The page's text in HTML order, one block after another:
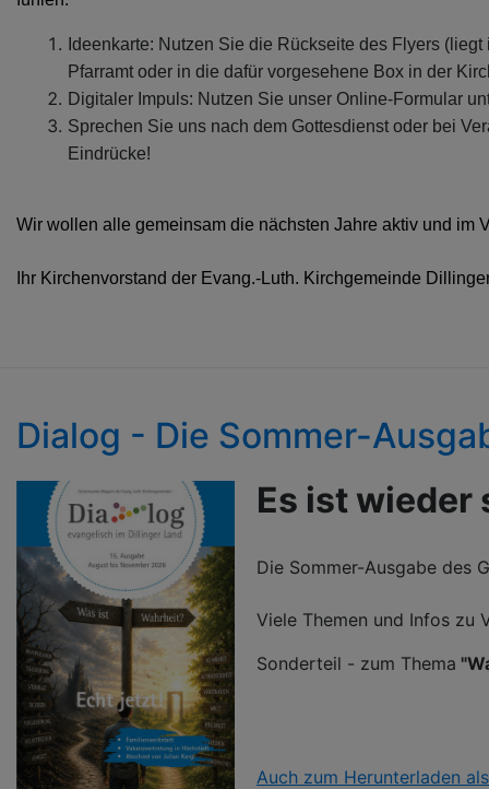
Ideenkarte: Nutzen Sie die Rückseite des Flyers
Pfarramt oder in die dafür vorgesehene Box in der
Digitaler Impuls: Nutzen Sie unser Online-Formular
Sprechen Sie uns nach dem Gottesdienst oder bei
Eindrücke!
Wir wollen alle gemeinsam die nächsten Jahre aktiv und im
Ihr Kirchenvorstand der Evang.-Luth. Kirchgemeinde
Dialog - Die Sommer-
Es ist wieder
Die Sommer-Ausgabe des
Viele Themen und Infos zu
Sonderteil - zum Thema
Auch zum Herunterladen